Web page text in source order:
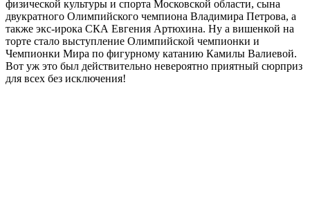
физической культуры и спорта Московской области, сына
двукратного Олимпийского чемпиона Владимира Петрова, а
также экс-ирока СКА Евгения Артюхина. Ну а вишенкой на
торте стало выступление Олимпийской чемпионки и
Чемпионки Мира по фигурному катанию Камилы Валиевой.
Вот уж это был действительно невероятно приятный сюрприз
для всех без исключения!